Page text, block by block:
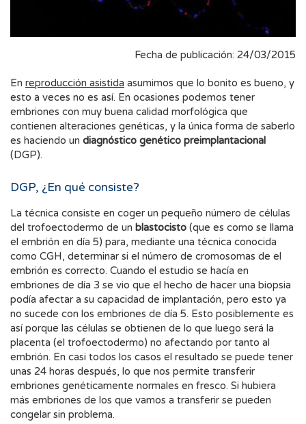
Fecha de publicación: 24/03/2015
En reproducción asistida
esto a veces no es así. En ocasiones podemos tener
embriones con muy buena calidad morfológica que
contienen alteraciones genéticas, y la única forma de saberlo
es haciendo un diagnóstico genético preimplantacional
(DGP).
DGP, ¿En qué consiste?
La técnica consiste en coger un pequeño número de células
del trofoectodermo de un blastocisto (que es como se llama
el embrión en día 5) para, mediante una técnica conocida
como CGH, determinar si el número de cromosomas de el
embrión es correcto. Cuando el estudio se hacía en
embriones de día 3 se vio que el hecho de hacer una biopsia
podía afectar a su capacidad de implantación, pero esto ya
no sucede con los embriones de día 5. Esto posiblemente es
así porque las células se obtienen de lo que luego será la
placenta (el trofoectodermo) no afectando por tanto al
embrión. En casi todos los casos el resultado se puede tener
unas 24 horas después, lo que nos permite transferir
embriones genéticamente normales en fresco. Si hubiera
más embriones de los que vamos a transferir se pueden
congelar sin problema.